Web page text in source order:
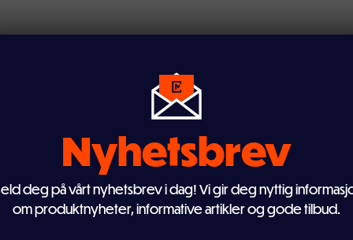
Nyhetsbrev
deg på vårt nyhetsbrev i dag! Vi gir deg nyttig
om produktnyheter, informative artikler og gode tilbud.